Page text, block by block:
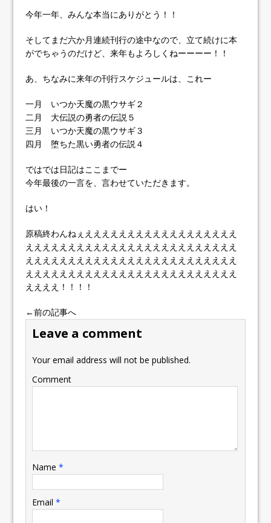
今年一年、みんな本当にありがとう！！
そしてまだ六か月連続刊行の途中なので、立て続けに本
がでちゃうのだけど、来年もよろしくねーーーー！！
あ、ちなみに来年の刊行スケジュールは、これー
一月 いつか天魔の黒ウサギ２
二月 大伝説の勇者の伝説５
三月 いつか天魔の黒ウサギ３
四月 堕ちた黒い勇者の伝説４
ではでは日記はここまでー
今年最後の一言を、言わせていただきます。
はい！
原稿終わんねぇええええええええええええええええええ
えええええええええええええええええええええええええ
えええええええええええええええええええええええええ
えええええええええええええええええええええええええ
ええええ！！！！
←前の記事へ
Leave a comment
Your email address will not be published.
Comment
Name*
Email*